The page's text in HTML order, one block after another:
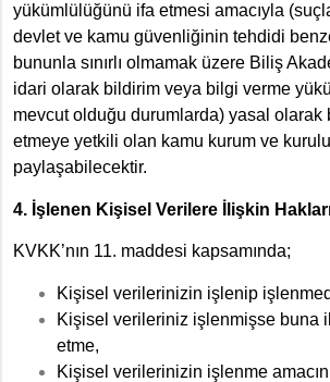
yükümlülüğünü ifa etmesi amacıyla
devlet ve kamu güvenliğinin tehdidi
bununla sınırlı olmamak üzere Biliş
idari olarak bildirim veya bilgi verme
mevcut olduğu durumlarda) yasal olarak
etmeye yetkili olan kamu kurum ve
paylaşabilecektir.
4. İşlenen Kişisel Verilere İlişkin
KVKK’nın 11. maddesi kapsamında;
Kişisel verilerinizin işlenip
Kişisel verileriniz işlenmişse buna
etme,
Kişisel verilerinizin işlenme